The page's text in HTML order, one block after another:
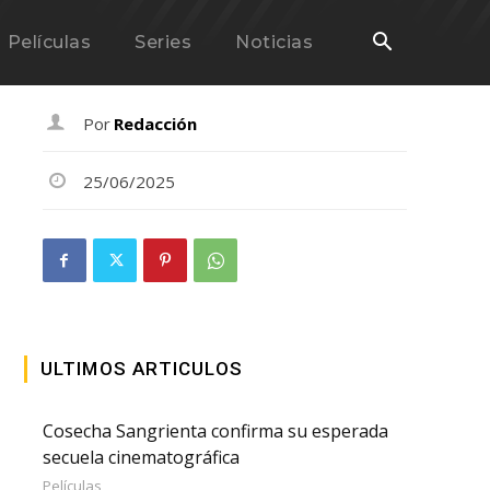
Películas Series Noticias
Por Redacción
25/06/2025
ULTIMOS ARTICULOS
Cosecha Sangrienta confirma su esperada
secuela cinematográfica
Películas